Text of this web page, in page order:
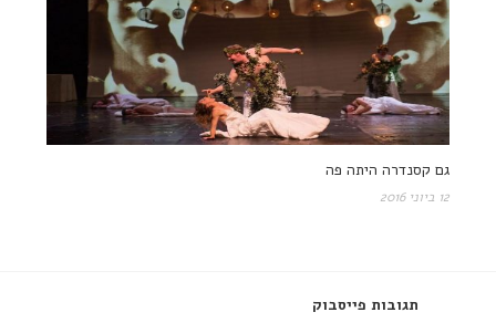
גם קסנדרה היתה פה
12 ביוני 2016
תגובות פייסבוק